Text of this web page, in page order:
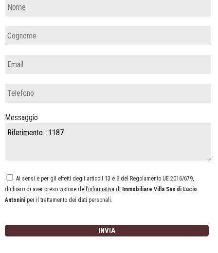
Messaggio
Ai sensi e per gli effetti degli articoli 13 e 6 del Regolamento UE 2016/679,
dichiaro di aver preso visione dell’informativa di Immobiliare Villa Sas di Lucio
Antonini per il trattamento dei dati personali.